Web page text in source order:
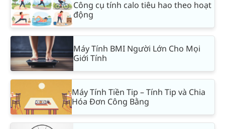
Công cụ tính calo tiêu hao theo hoạt
động
Máy Tính BMI Người Lớn Cho Mọi
Giới Tính
Máy Tính Tiền Tip – Tính Tip và Chia
Hóa Đơn Công Bằng